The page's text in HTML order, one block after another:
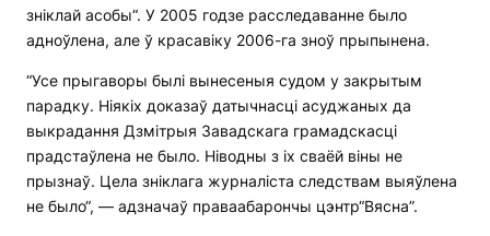
зніклай асобы“. У 2005 годзе расследаванне было
адноўлена, але ў красавіку 2006-га зноў прыпынена.
“Усе прыгаворы былі вынесеныя судом у закрытым
парадку. Ніякіх доказаў датычнасці асуджаных да
выкрадання Дзмітрыя Завадскага грамадскасці
прадстаўлена не было. Ніводны з іх сваёй віны не
прызнаў. Цела зніклага журналіста следствам выяўлена
не было“, — адзначаў праваабарончы цэнтр“Вясна”.